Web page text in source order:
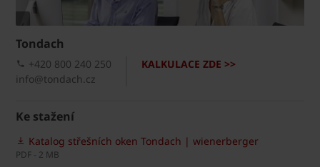
Tondach
KALKULACE ZDE >>
+420 800 240 250
info@tondach.cz
Ke stažení
Katalog střešních oken Tondach | wienerberger
PDF - 2 MB